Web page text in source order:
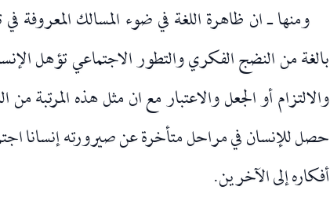
ومنها ـ ان ظاهرة اللغة في ضوء المسالك
بالغة من النضج الفكري والتطور الاجتماعي تؤهل
والالتزام أو الجعل والاعتبار مع ان مثل هذه المرتبة من
حصل للإنسان في مراحل متأخرة عن صيرورته إنسانا
أفكاره إلى الآخرين.